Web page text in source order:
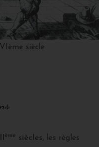
siècle
ème siècles, les règles